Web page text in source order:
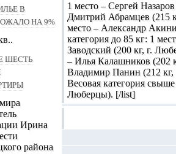
1 место – Сергей
Дмитрий Абрамцев (215
место – Александр
категория до 85 кг: 1
Заводский (200 кг, г.
– Илья Калашников (202
Владимир Панин (212
Весовая категория
Люберцы). [/list]
в
на 9%
шесть
Ирина
района